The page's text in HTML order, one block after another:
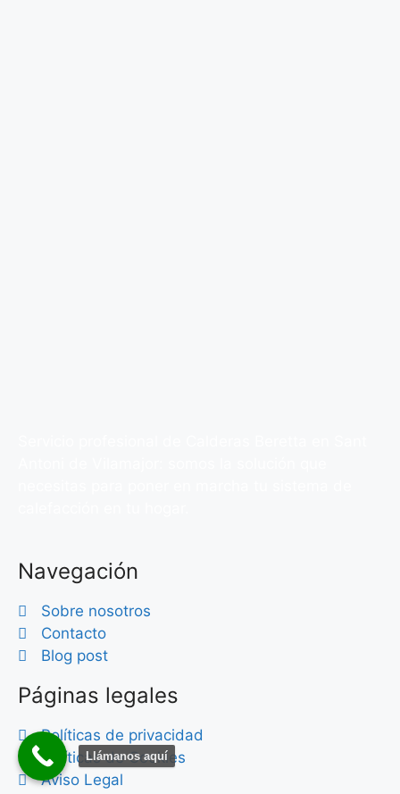
Navegación
Sobre nosotros
Contacto
Blog post
Páginas legales
Políticas de privacidad
Políticas de Cookies
Aviso Legal
Llámanos aquí